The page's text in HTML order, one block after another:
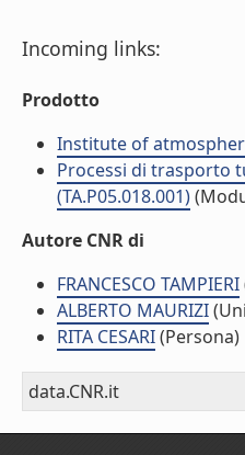
Incoming links:
Prodotto
Institute of
Processi di trasporto
(TA.P05.018.001)
Autore CNR di
FRANCESCO TAMPIERI
ALBERTO MAURIZI
RITA CESARI(Persona)
data.CNR.it